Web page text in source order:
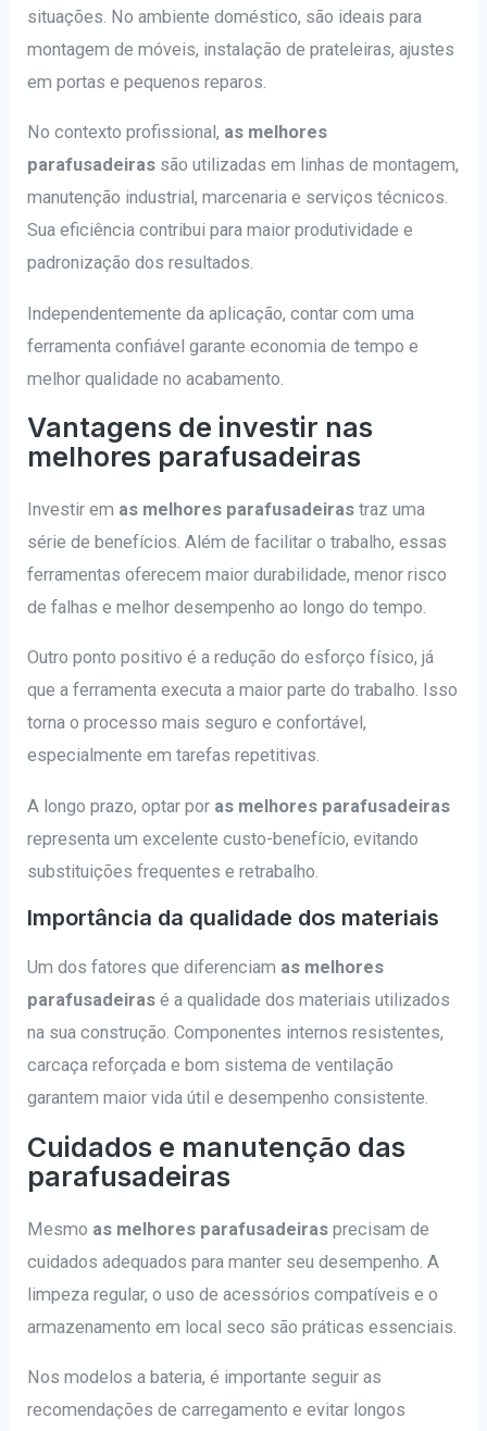
situações. No ambiente doméstico, são ideais para
montagem de móveis, instalação de prateleiras, ajustes
em portas e pequenos reparos.
No contexto profissional, as melhores
parafusadeiras são utilizadas em linhas de montagem,
manutenção industrial, marcenaria e serviços técnicos.
Sua eficiência contribui para maior produtividade e
padronização dos resultados.
Independentemente da aplicação, contar com uma
ferramenta confiável garante economia de tempo e
melhor qualidade no acabamento.
Vantagens de investir nas
melhores parafusadeiras
Investir em as melhores parafusadeiras traz uma
série de benefícios. Além de facilitar o trabalho, essas
ferramentas oferecem maior durabilidade, menor risco
de falhas e melhor desempenho ao longo do tempo.
Outro ponto positivo é a redução do esforço físico, já
que a ferramenta executa a maior parte do trabalho. Isso
torna o processo mais seguro e confortável,
especialmente em tarefas repetitivas.
A longo prazo, optar por as melhores parafusadeiras
representa um excelente custo-benefício, evitando
substituições frequentes e retrabalho.
Importância da qualidade dos materiais
Um dos fatores que diferenciam as melhores
parafusadeiras é a qualidade dos materiais utilizados
na sua construção. Componentes internos resistentes,
carcaça reforçada e bom sistema de ventilação
garantem maior vida útil e desempenho consistente.
Cuidados e manutenção das
parafusadeiras
Mesmo as melhores parafusadeiras precisam de
cuidados adequados para manter seu desempenho. A
limpeza regular, o uso de acessórios compatíveis e o
armazenamento em local seco são práticas essenciais.
Nos modelos a bateria, é importante seguir as
recomendações de carregamento e evitar longos